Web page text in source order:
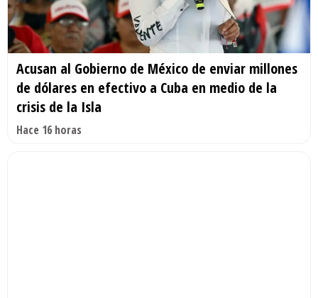
Acusan al Gobierno de México de enviar millones
de dólares en efectivo a Cuba en medio de la
crisis de la Isla
Hace 16 horas